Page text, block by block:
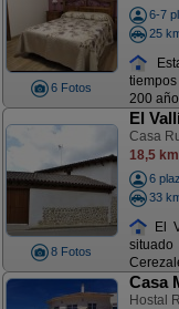
6 Fotos
6-7
25
200
8 Fotos
El
Casa
18,5 km
6
33
El
Casa
Hostal